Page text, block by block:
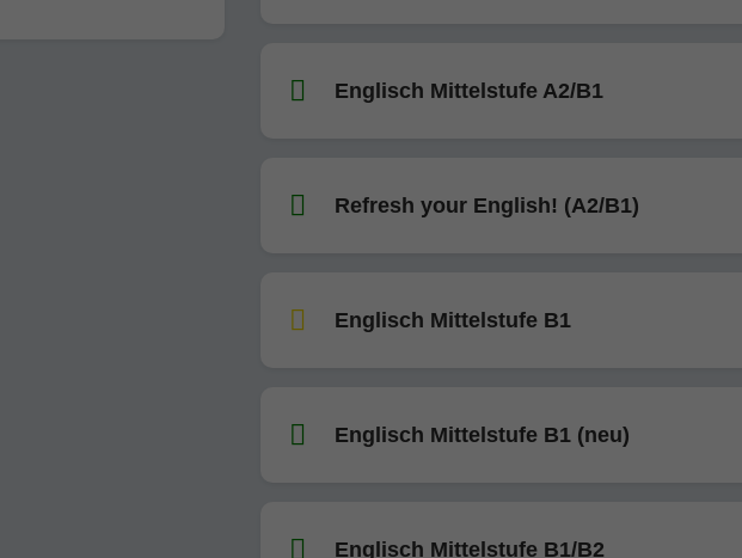
Englisch Mittelstufe A2/B1
Refresh your English! (A2/B1)
Englisch Mittelstufe B1
Englisch Mittelstufe B1 (neu)
Englisch Mittelstufe B1/B2